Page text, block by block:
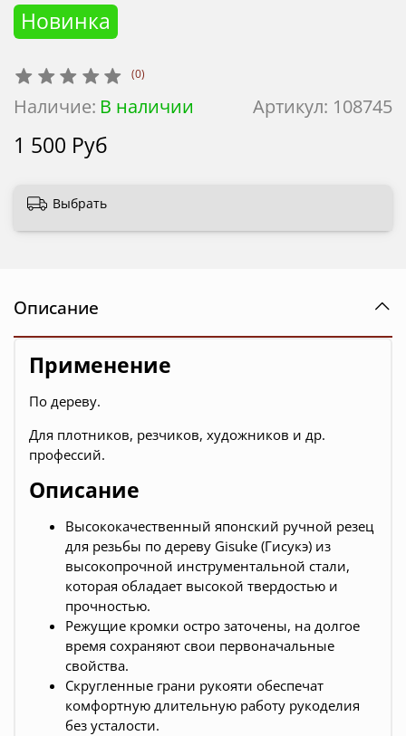
(0)
Артикул: 108745
Наличие: В наличии
Новинка
1 500 Руб
Выбрать
Описание
Применение
По дереву.
Для плотников, резчиков, художников и др.
профессий.
Описание
Высококачественный японский ручной резец
для резьбы по дереву Gisuke (Гисукэ) из
высокопрочной инструментальной стали,
которая обладает высокой твердостью и
прочностью.
Режущие кромки остро заточены, на долгое
время сохраняют свои первоначальные
свойства.
Скругленные грани рукояти обеспечат
комфортную длительную работу рукоделия
без усталости.